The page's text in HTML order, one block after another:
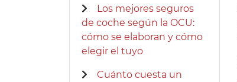
Los mejores seguros
de coche según la OCU:
cómo se elaboran y cómo
elegir el tuyo
Cuánto cuesta un